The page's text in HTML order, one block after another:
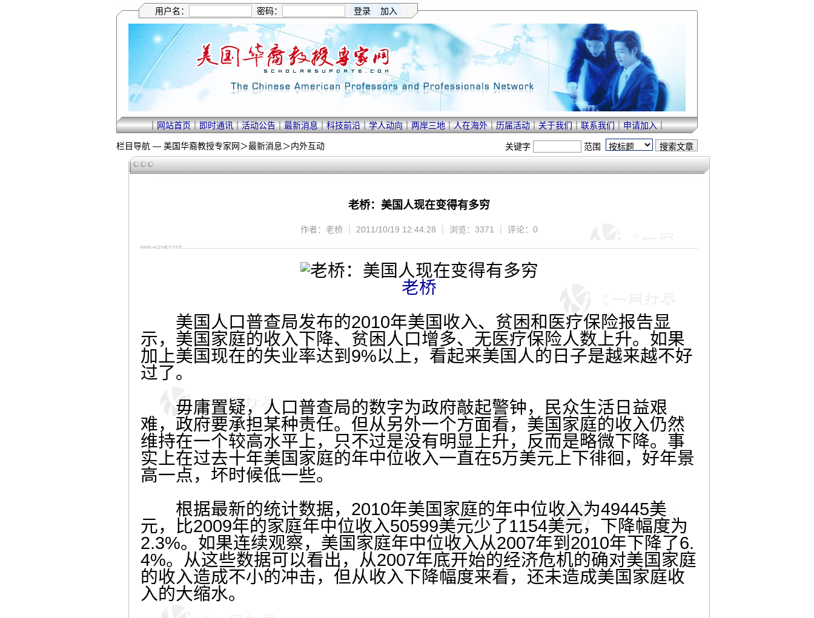
用户名： 密码：
｜网站首页｜即时通讯｜活动公告｜最新消息｜科技前沿｜学人动向｜两岸三地｜人在海外｜历届活动｜关于我们｜联系我们｜申请加入｜
栏目导航 — 美国华裔教授专家网＞最新消息＞内外互动 关键字 范围
老桥：美国人现在变得有多穷
作者：老桥 ｜ 2011/10/19 12:44:28 ｜ 浏览：3371 ｜ 评论：0
老桥
美国人口普查局发布的2010年美国收入、贫困和医疗保险报告显
示，美国家庭的收入下降、贫困人口增多、无医疗保险人数上升。如果
加上美国现在的失业率达到9%以上，看起来美国人的日子是越来越不好
过了。
毋庸置疑，人口普查局的数字为政府敲起警钟，民众生活日益艰
难，政府要承担某种责任。但从另外一个方面看，美国家庭的收入仍然
维持在一个较高水平上，只不过是没有明显上升，反而是略微下降。事
实上在过去十年美国家庭的年中位收入一直在5万美元上下徘徊，好年景
高一点，坏时候低一些。
根据最新的统计数据，2010年美国家庭的年中位收入为49445美
元，比2009年的家庭年中位收入50599美元少了1154美元，下降幅度为
2.3%。如果连续观察，美国家庭年中位收入从2007年到2010年下降了6.
4%。从这些数据可以看出，从2007年底开始的经济危机的确对美国家庭
的收入造成不小的冲击，但从收入下降幅度来看，还未造成美国家庭收
入的大缩水。